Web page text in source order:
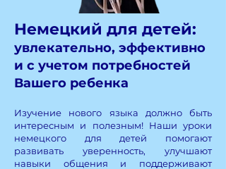
Немецкий для детей:
увлекательно, эффективно
и с учетом потребностей
Вашего ребенка
Изучение нового языка должно быть
интересным и полезным! Наши уроки
немецкого для детей помогают
развивать уверенность, улучшают
навыки общения и поддерживают